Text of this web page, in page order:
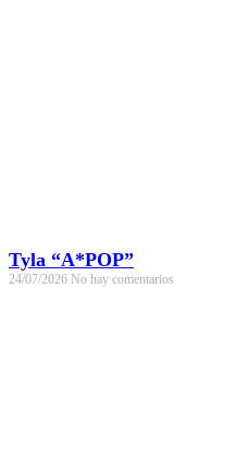
Tyla “A*POP”
24/07/2026 No hay comentarios